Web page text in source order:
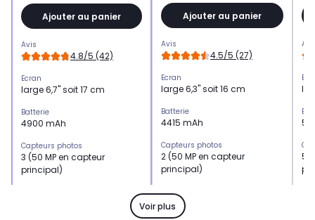
Ajouter au panier
Avis
4.8/5 (42)
Ecran
large 6,7" soit 17 cm
Batterie
4900 mAh
Capteurs photos
3 (50 MP en capteur
principal)
Ajouter au panier
Avis
4.5/5 (27)
Ecran
large 6,3" soit 16 cm
Batterie
4415 mAh
Capteurs photos
2 (50 MP en capteur
principal)
Mémoire RAM
8 Go
5
Voir plus